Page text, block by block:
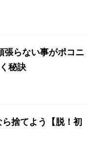
張らない事がポコニ
秘訣
捨てよう【脱！初